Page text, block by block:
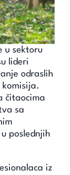
u sektoru
lideri
odraslih
komisija.
čitaocima
sa
poslednjih
iz